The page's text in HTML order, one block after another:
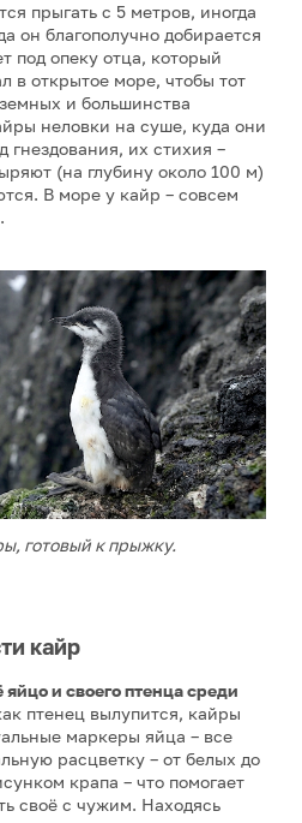
прыгать с 5 метров, иногда
он благополучно добирается
под опеку отца, который
в открытое море, чтобы тот
и большинства
неловки на суше, куда они
гнездования, их стихия –
(на глубину около 100 м)
В море у кайр – совсем
готовый к прыжку.
кайр
и своего птенца среди
птенец вылупится, кайры
маркеры яйца – все
расцветку – от белых до
крапа – что помогает
своё с чужим. Находясь